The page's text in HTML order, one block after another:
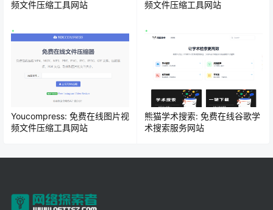
频文件压缩工具网站
频文件压缩工具网站
Youcompress: 免费在线图片视
频文件压缩工具网站
熊猫学术搜索: 免费在线谷歌学
术搜索服务网站